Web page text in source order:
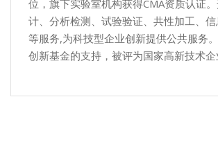
位，旗下实验室机构获得CMA资质认证
计、分析检测、试验验证、共性加工、
等服务,为科技型企业创新提供公共服务
创新基金的支持，被评为国家高新技术企